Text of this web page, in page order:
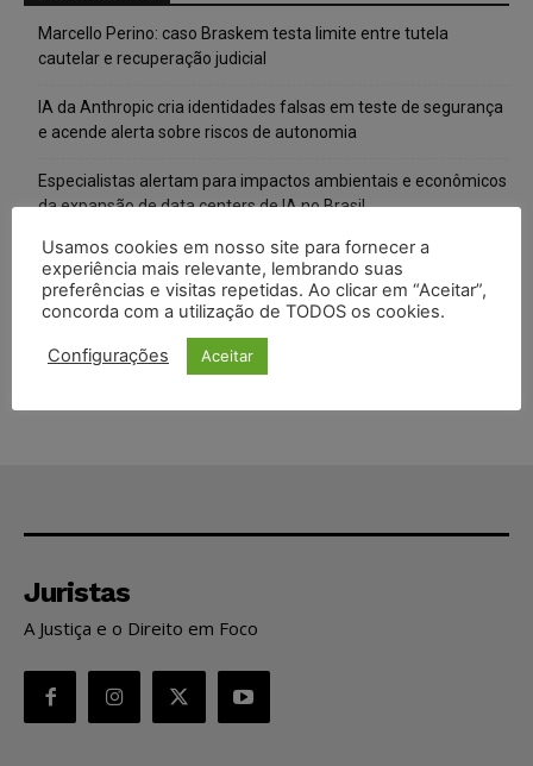
Marcello Perino: caso Braskem testa limite entre tutela
cautelar e recuperação judicial
IA da Anthropic cria identidades falsas em teste de segurança
e acende alerta sobre riscos de autonomia
Especialistas alertam para impactos ambientais e econômicos
da expansão de data centers de IA no Brasil
TSE reforça que sistemas das urnas eletrônicas tornam-se
invioláveis após assinatura digital e lacração
STF inicia julgamento sobre constitucionalidade da proibição
dos jogos de azar no Brasil
Juristas
A Justiça e o Direito em Foco
Usamos cookies em nosso site para fornecer a
experiência mais relevante, lembrando suas
preferências e visitas repetidas. Ao clicar em “Aceitar”,
concorda com a utilização de TODOS os cookies.
Configurações Aceitar